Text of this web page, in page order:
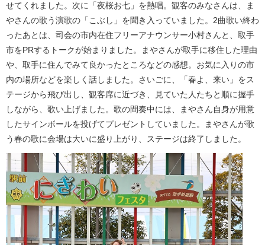
せてくれました。次に「夜桜お七」を熱唱。観客のみなさんは、ま
やさんの歌う演歌の「こぶし」を聞き入っていました。2曲歌い終わ
ったあとは、司会の市内在住フリーアナウンサー小村さんと、取手
市をPRするトークが始まりました。まやさんが取手に移住した理由
や、取手に住んでみて良かったところなどの感想。お気に入りの市
内の場所などを楽しく話しました。さいごに、「春よ、来い」をス
テージから飛び出し、観客席に近づき、見ていた人たちと順に握手
しながら、歌い上げました。歌の間奏中には、まやさん自身が用意
したサインボールを投げてプレゼントしていました。まやさんが歌
う春の歌に会場は大いに盛り上がり、ステージは終了しました。